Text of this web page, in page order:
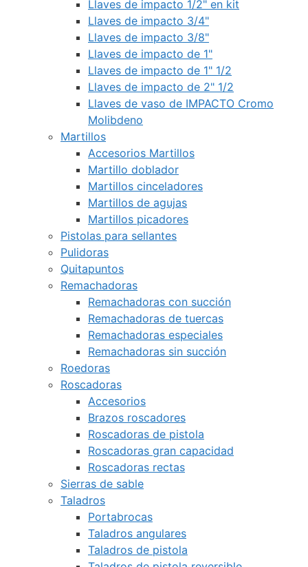
Llaves de impacto 1/2" en kit
Llaves de impacto 3/4"
Llaves de impacto 3/8"
Llaves de impacto de 1"
Llaves de impacto de 1" 1/2
Llaves de impacto de 2" 1/2
Llaves de vaso de IMPACTO Cromo
Molibdeno
Martillos
Accesorios Martillos
Martillo doblador
Martillos cinceladores
Martillos de agujas
Martillos picadores
Pistolas para sellantes
Pulidoras
Quitapuntos
Remachadoras
Remachadoras con succión
Remachadoras de tuercas
Remachadoras especiales
Remachadoras sin succión
Roedoras
Roscadoras
Accesorios
Brazos roscadores
Roscadoras de pistola
Roscadoras gran capacidad
Roscadoras rectas
Sierras de sable
Taladros
Portabrocas
Taladros angulares
Taladros de pistola